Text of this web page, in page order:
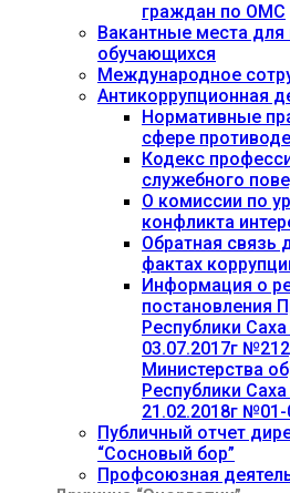
граждан по ОМС
Вакантные места
обучающихся
Международное
Антикоррупционная
Нормативные
сфере
Кодекс
служебного
О комиссии по
конфликта
Обратная связь
фактах
Информация о
постановления
Республики
03.07.2017г
Министерства
Республики
21.02.2018г №01-
Публичный отчет
“Сосновый бор”
Профсоюзная